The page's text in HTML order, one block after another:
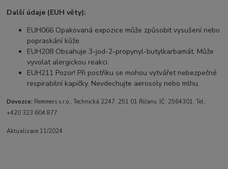
Další údaje (EUH věty):
EUH066 Opakovaná expozice může způsobit vysušení nebo
popraskání kůže.
EUH208 Obsahuje 3-jod-2-propynyl-butylkarbamát. Může
vyvolat alergickou reakci.
EUH211 Pozor! Při postřiku se mohou vytvářet nebezpečné
respirabilní kapičky. Nevdechujte aerosoly nebo mlhu.
Dovozce: Remmers s.r.o., Technická 2247, 251 01 Říčany, IČ: 2564301, Tel.:
+420 323 604 877
Aktualizace 11/2024